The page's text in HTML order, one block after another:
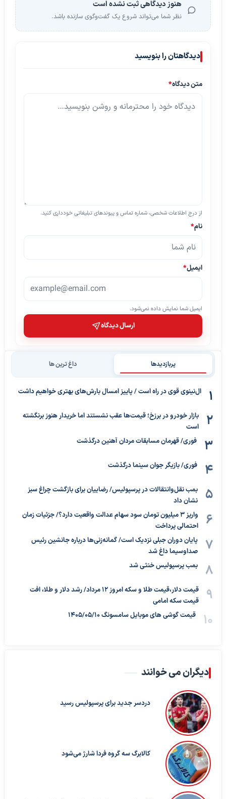
هنوز دیدگاهی ثبت نشده است
نظر شما می‌تواند شروع یک گفت‌وگوی سازنده باشد.
دیدگاهتان را بنویسید
متن دیدگاه*
از درج اطلاعات شخصی، شماره تماس و پیوندهای تبلیغاتی خودداری کنید.
نام*
ایمیل*
ایمیل شما نمایش داده نمی‌شود.
ارسال دیدگاه
پربازدیدها داغ ترین ها
ال‌نینوی قوی در راه است / پاییز امسال بارش‌های بهتری خواهیم داشت
بازار خودرو در برزخ؛ قیمت‌ها عقب نشستند اما خریدار هنوز برنگشته
است
فوری/ قهرمان مسابقات مردان آهنین درگذشت
فوری/ بازیگر جوان سینما درگذشت
بمب نقل‌وانتقالات در پرسپولیس/ رضاییان برای بازگشت چراغ سبز
نشان داد
واریز ۳ میلیون تومان سود سهام عدالت واقعیت دارد؟/ جزئیات زمان
احتمالی پرداخت
پایان دوران جبلی نزدیک است/ گمانه‌زنی‌ها درباره جانشین رئیس
صداوسیما داغ شد
بمب پرسپولیس خنثی شد
قیمت دلار،قیمت طلا و سکه امروز ۱۲ مرداد/ رشد دلار و طلا، افت
قیمت سکه امامی
قیمت گوشی های موبایل سامسونگ 1405/05/10
دیگران می خوانند
دردسر جدید برای پرسپولیس رسید
کالابرگ سه گروه فردا شارژ می‌شود